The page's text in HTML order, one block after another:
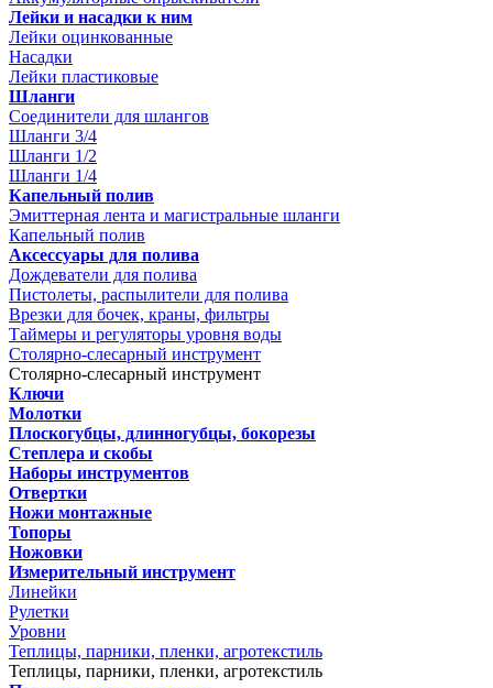
Лейки и насадки к ним
Лейки оцинкованные
Насадки
Лейки пластиковые
Шланги
Соединители для шлангов
Шланги 3/4
Шланги 1/2
Шланги 1/4
Капельный полив
Эмиттерная лента и магистральные шланги
Капельный полив
Аксессуары для полива
Дождеватели для полива
Пистолеты, распылители для полива
Врезки для бочек, краны, фильтры
Таймеры и регуляторы уровня воды
Столярно-слесарный инструмент
Столярно-слесарный инструмент
Ключи
Молотки
Плоскогубцы, длинногубцы, бокорезы
Степлера и скобы
Наборы инструментов
Отвертки
Ножи монтажные
Топоры
Ножовки
Измерительный инструмент
Линейки
Рулетки
Уровни
Теплицы, парники, пленки, агротекстиль
Теплицы, парники, пленки, агротекстиль